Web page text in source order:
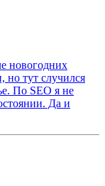
новогодних
но тут случился
По SEO я не
Да и